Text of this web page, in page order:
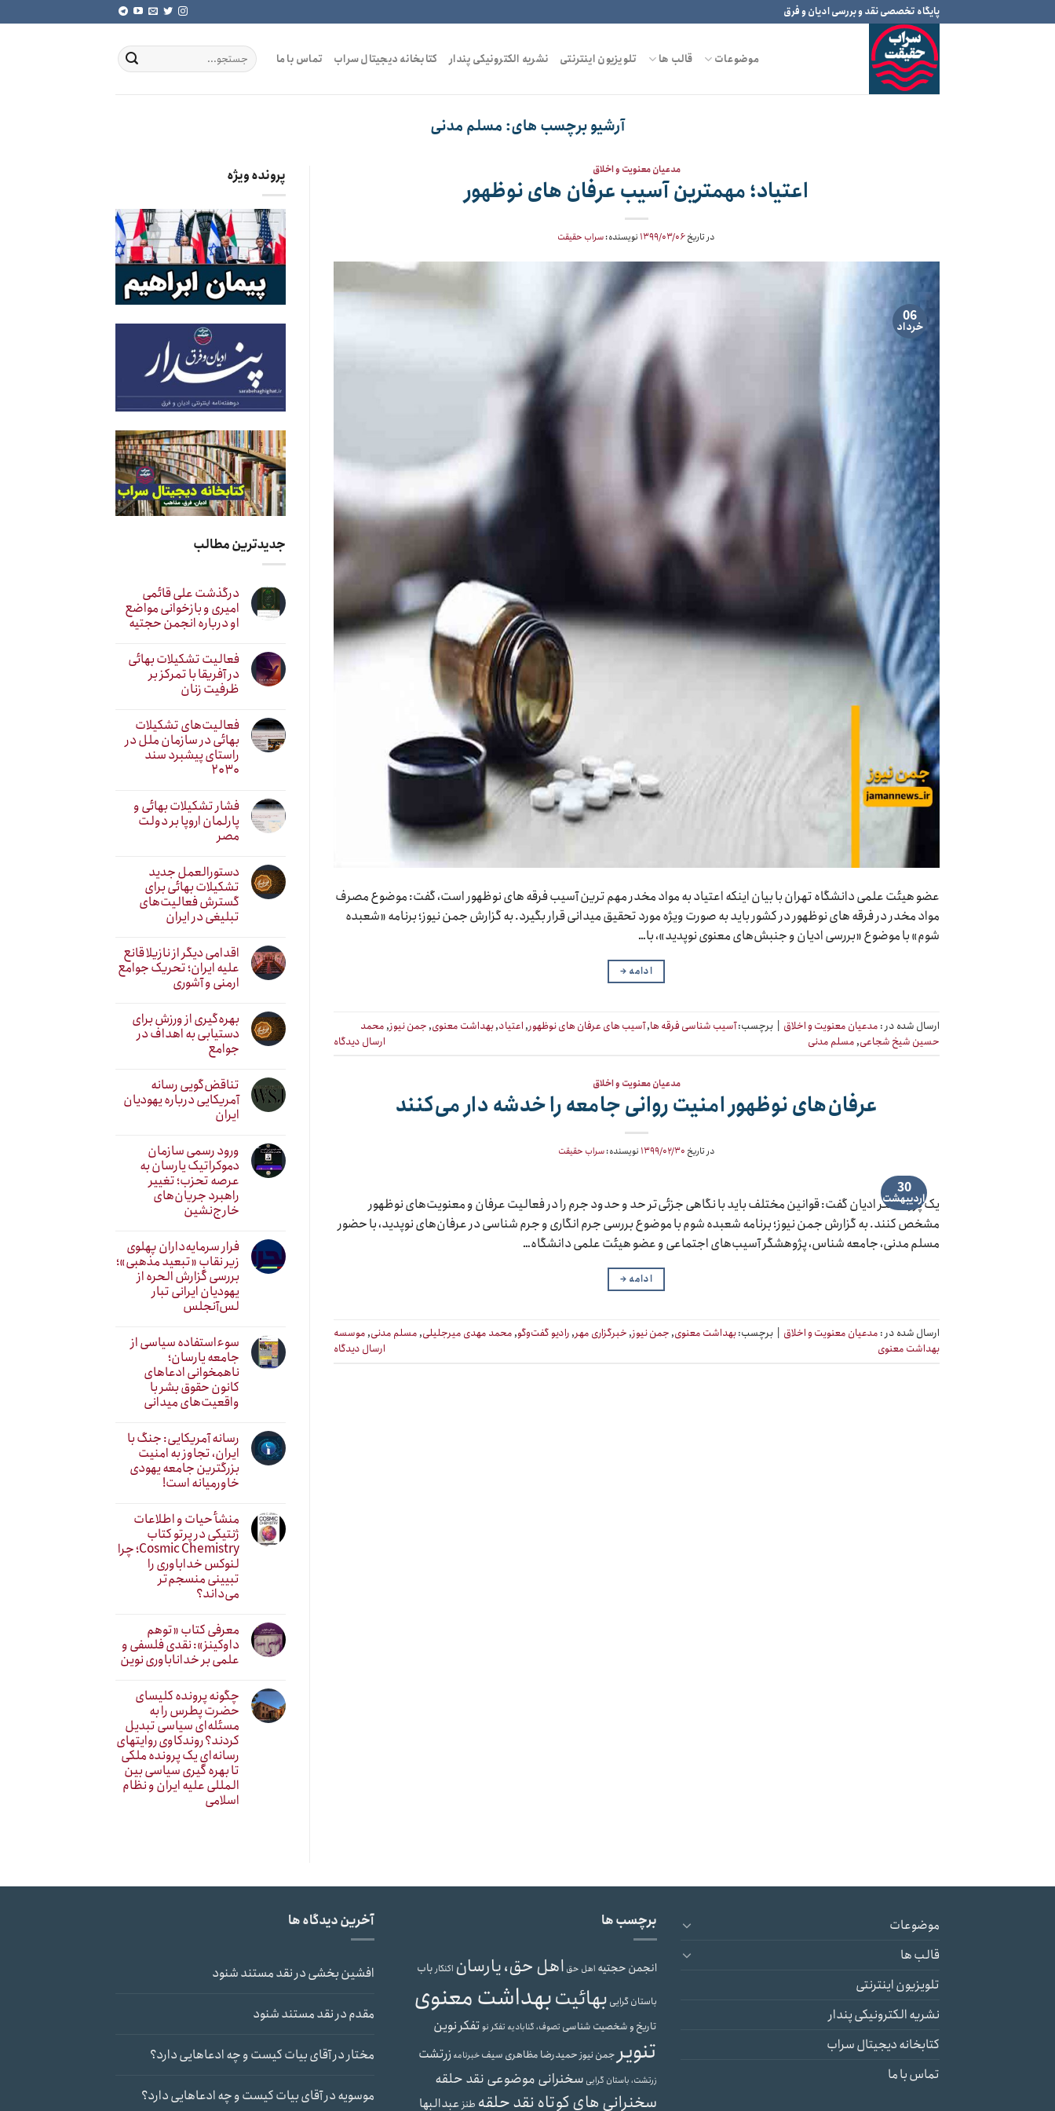
to
پایگاه تخصصی نقد و بررسی ادیان و فرق
موضوعات قالب ها تلویزیون اینترنتی نشریه الکترونیکی پندار کتابخانه دیجیتال سراب تماس با ما
آرشیو برچسب های: مسلم مدنی
مدعیان معنویت و اخلاق
اعتیاد؛ مهمترین آسیب عرفان های نوظهور
در تاریخ۱۳۹۹/۰۳/۰۶ نویسنده:سراب حقیقت
06
خرداد
عضو هیئت علمی دانشگاه تهران با بیان اینکه اعتیاد به مواد مخدر مهم ترین آسیب فرقه های نوظهور است، گفت: موضوع مصرف
مواد مخدر در فرقه های نوظهور در کشور باید به صورت ویژه مورد تحقیق میدانی قرار بگیرد. به گزارش جمن نیوز؛ برنامه «شعبده
شوم» با موضوع «بررسی ادیان و جنبش‌های معنوی نوپدید»، با…
ادامه →
ارسال شده در : مدعیان معنویت و اخلاق | برچسب:آسیب شناسی فرقه ها,آسیب های عرفان های نوظهور, اعتیاد,بهداشت معنوی, جمن نیوز, محمد
حسین شیخ شجاعی, مسلم مدنی ارسال دیدگاه
مدعیان معنویت و اخلاق
عرفان‌های نوظهور امنیت روانی جامعه را خدشه دار می‌کنند
در تاریخ ۱۳۹۹/۰۲/۳۰ نویسنده:سراب حقیقت
30
اردیبهشت
یک پژوهشگر ادیان گفت: قوانین مختلف باید با نگاهی جزئی‌تر حد و حدود جرم را در فعالیت عرفان و معنویت‌های نوظهور
مشخص کنند. به گزارش جمن نیوز؛ برنامه شعبده شوم با موضوع بررسی جرم انگاری و جرم شناسی در عرفان‌های نوپدید، با حضور
مسلم مدنی، جامعه شناس، پژوهشگر آسیب‌های اجتماعی و عضو هیئت علمی دانشگاه…
ادامه →
ارسال شده در : مدعیان معنویت و اخلاق برچسب:بهداشت معنوی,جمن نیوز,خبرگزاری مهر,رادیو گفت‌و‌گو,محمد مهدی میرجلیلی,مسلم مدنی,موسسه
بهداشت معنوی
ارسال دیدگاه
پرونده ویژه
جدیدترین مطالب
درگذشت علی قائمی
امیری و بازخوانی مواضع
او درباره انجمن حجتیه
فعالیت تشکیلات بهائی
در آفریقا با تمرکز بر
ظرفیت زنان
فعالیت‌های تشکیلات
بهائی در سازمان ملل در
راستای پیشبرد سند
۲۰۳۰
فشار تشکیلات بهائی و
پارلمان اروپا بر دولت
مصر
دستورالعمل جدید
تشکیلات بهائی برای
گسترش فعالیت‌های
تبلیغی در ایران
اقدامی دیگر از نازیلا قانع
علیه ایران؛ تحریک جوامع
ارمنی و آشوری
بهره‌گیری از ورزش برای
دستیابی به اهداف در
جوامع
تناقض‌گویی رسانه
آمریکایی درباره یهودیان
ایران
ورود رسمی سازمان
دموکراتیک یارسان به
عرصه تحزب؛ تغییر
راهبرد جریان‌های
خارج‌نشین
فرار سرمایه‌داران پهلوی
زیر نقابِ «تبعید مذهبی»؛
بررسی گزارش الحره از
یهودیان ایرانی تبار
لس‌آنجلس
سوءاستفاده سیاسی از
جامعه یارسان؛
ناهمخوانی ادعاهای
کانون حقوق بشر با
واقعیت‌های میدانی
رسانه آمریکایی: جنگ با
ایران، تجاوز به امنیت
بزرگترین جامعه یهودی
خاورمیانه است!
منشأ حیات و اطلاعات
ژنتیکی در پرتو کتاب
Cosmic Chemistry؛ چرا
لنوکس خداباوری را
تبیینی منسجم‌تر
می‌داند؟
معرفی کتاب «توهم
داوکینز»: نقدی فلسفی و
علمی بر خداناباوری نوین
چگونه پرونده کلیسای
حضرت پطرس را به
مسئله‌ای سیاسی تبدیل
کردند؟ روندکاوی روایتهای
رسانه‌ایِ یک پرونده ملکی
تا بهره گیری سیاسی بین
المللی علیه ایران و نظام
اسلامی
موضوعات
قالب ها
تلویزیون اینترنتی
نشریه الکترونیکی پندار
کتابخانه دیجیتال سراب
تماس با ما
برچسب ها
انجمن حجتیه اهل حق اهل حق، یارسان اکنکارباب
باستان گرایی بهائیتبهداشت معنوی
تاریخ و شخصیت شناسی تصوف، گنابادیه تفکر نوتفکر نوین
تنویرجمن نیوزحمیدرضا مظاهری سیفخبرنامهزرتشت
زرتشت، باستان گرایی سخنرانی موضوعی نقد حلقه
سخنرانی های کوتاه نقد حلقه طنزعبدالبها
آخرین دیدگاه ها
افشین بخشیدرنقد مستند شنود
مقدمدرنقد مستند شنود
مختاردرآقای بیات کیست و چه ادعاهایی دارد؟
موسویهدرآقای بیات کیست و چه ادعاهایی دارد؟